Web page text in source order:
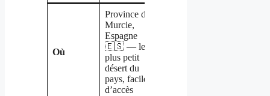
Où
Province de
Murcie,
Espagne
🇪🇸 — le
plus petit
désert du
pays, facile
d’accès